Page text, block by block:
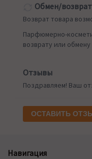
Обмен/
Возврат товара
Парфюмерно-
возврату или обмену
Отзывы
Поздравляем! Ваш
ОСТАВИТЬ
Навигация